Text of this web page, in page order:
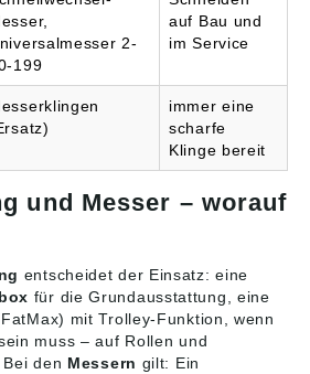
2-
199
auf Bau und
im Service
immer eine
scharfe
Klinge bereit
und Messer – worauf
entscheidet der Einsatz: eine
für die Grundausstattung, eine
mit Trolley-Funktion, wenn
muss – auf Rollen und
den Messern gilt: Ein